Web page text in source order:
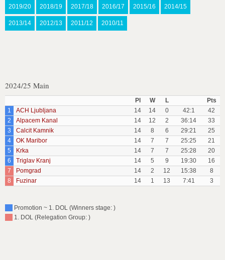
2019/20 2018/19 2017/18 2016/17 2015/16 2014/15
2013/14 2012/13 2011/12 2010/11
2024/25 Main
Pl W L
Pts
1
ACH Ljubljana 14 14 0 42:1
42
2
Alpacem Kanal 14 12 2 36:14
33
3
Calcit Kamnik 14 8 6 29:21
25
4
OK Maribor 14 7 7 25:25
21
5
Krka 14 7 7 25:28
20
6
Triglav Kranj 14 5 9 19:30
16
7
Pomgrad 14 2 12 15:38
8
8
Fuzinar 14 1 13 7:41 3
Promotion ~ 1. DOL (Winners stage: )
1. DOL (Relegation Group: )